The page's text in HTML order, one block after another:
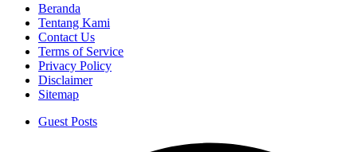
Beranda
Tentang Kami
Contact Us
Terms of Service
Privacy Policy
Disclaimer
Sitemap
Guest Posts